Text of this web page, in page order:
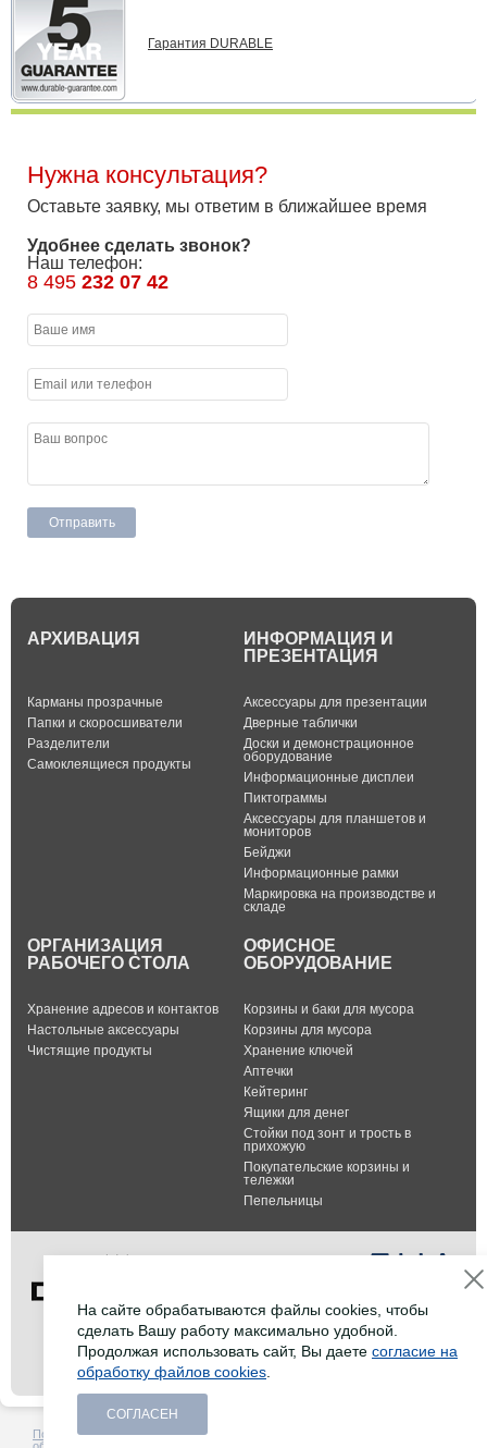
Гарантия DURABLE
Нужна консультация?
Оставьте заявку, мы ответим в ближайшее время
Удобнее сделать звонок?
Наш телефон:
8 495 232 07 42
АРХИВАЦИЯ
Карманы прозрачные
Папки и скоросшиватели
Разделители
Самоклеящиеся продукты
ИНФОРМАЦИЯ И
ПРЕЗЕНТАЦИЯ
Аксессуары для презентации
Дверные таблички
Доски и демонстрационное
оборудование
Информационные дисплеи
Пиктограммы
Аксессуары для планшетов и
мониторов
Бейджи
Информационные рамки
Маркировка на производстве и
складе
ОРГАНИЗАЦИЯ
РАБОЧЕГО СТОЛА
Хранение адресов и контактов
Настольные аксессуары
Чистящие продукты
ОФИСНОЕ
ОБОРУДОВАНИЕ
Корзины и баки для мусора
Корзины для мусора
Хранение ключей
Аптечки
Кейтеринг
Ящики для денег
Стойки под зонт и трость в
прихожую
Покупательские корзины и
тележки
Пепельницы
Тел.: +7 (495) 232-07-42
Факс: +7 (495) 232-07-42
E-mail:info@durable-shop.ru
Политика в отношении
На сайте обрабатываются файлы cookies, чтобы
сделать Вашу работу максимально удобной.
Продолжая использовать сайт, Вы даете согласие на
обработку файлов cookies
СОГЛАСЕН